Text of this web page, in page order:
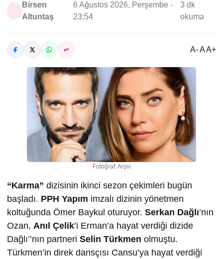
Birsen
Altuntaş
6 Ağustos 2026, Perşembe -
23:54
3 dk
okuma
A- A A+
Fotoğraf: Arşiv
“Karma” dizisinin ikinci sezon çekimleri bugün
başladı. PPH Yapım imzalı dizinin yönetmen
koltuğunda Ömer Baykul oturuyor. Serkan Dağlı’nın
Ozan, Anıl Çelik’i Erman’a hayat verdiği dizide
Dağlı’’nın partneri Selin Türkmen olmuştu.
Türkmen’in direk dansçısı Cansu’ya hayat verdiği